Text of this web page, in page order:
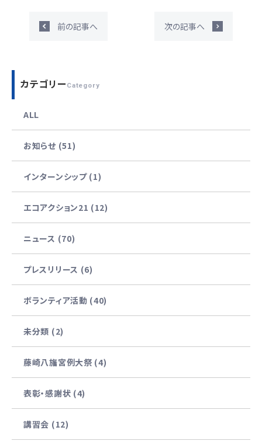
前の記事へ 次の記事へ
カテゴリー Category
ALL
お知らせ (51)
インターンシップ (1)
エコアクション21 (12)
ニュース (70)
プレスリリース (6)
ボランティア活動 (40)
未分類 (2)
藤崎八旛宮例大祭 (4)
表彰・感謝状 (4)
講習会 (12)